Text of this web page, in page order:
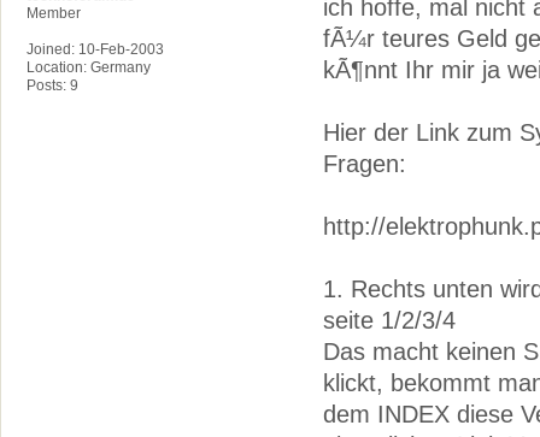
Member
Joined: 10-Feb-2003
Location: Germany
Posts: 9
ich hoffe, mal nicht
fÃ¼r teures Geld
kÃ¶nnt Ihr mir ja
Hier der Link zum
Fragen:
http://
1. Rechts unten
seite 1/2/3/4
Das macht keinen
klickt, bekommt
dem INDEX diese